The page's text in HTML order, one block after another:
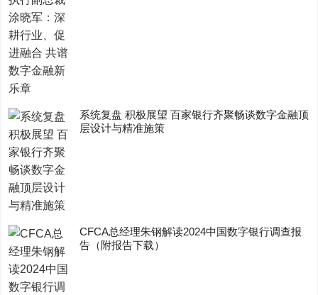
系统复盘 积极展望 百家银行齐聚畅谈数字金融顶
层设计与精准施策
CFCA总经理朱钢解读2024中国数字银行调查报
告（附报告下载）